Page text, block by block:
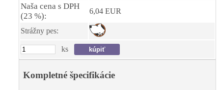
Naša cena s DPH
(23 %):
6,04 EUR
Strážny pes:
ks
Kompletné špecifikácie